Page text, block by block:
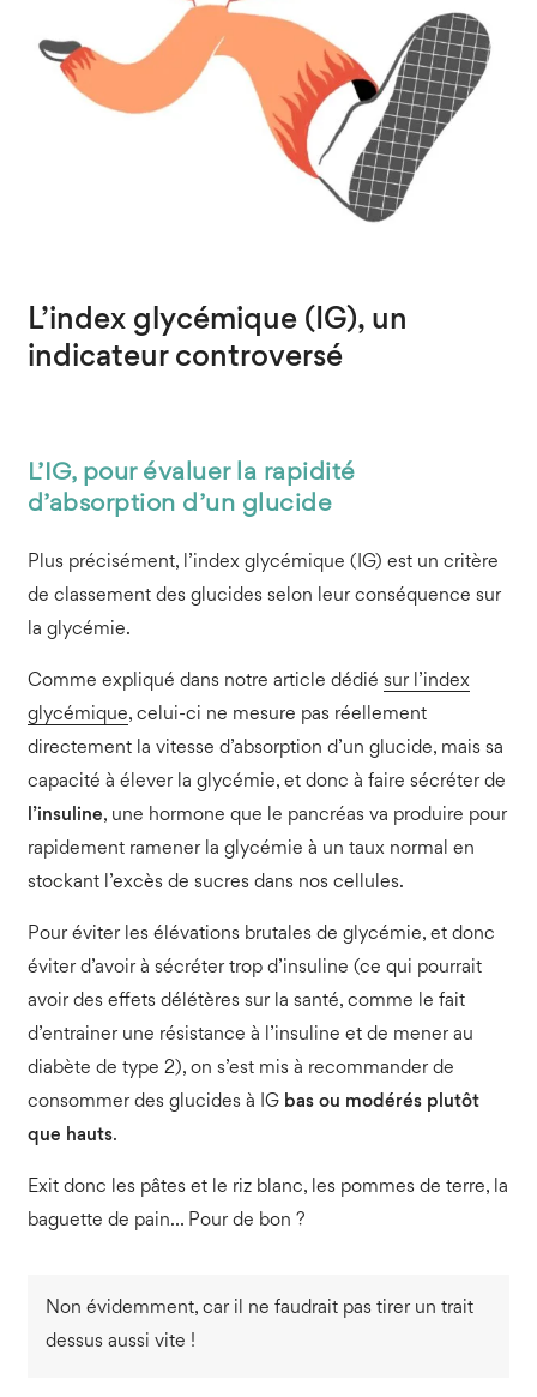
L’index glycémique (IG), un
indicateur controversé
L’IG, pour évaluer la rapidité
d’absorption d’un glucide
Plus précisément, l’index glycémique (IG) est un critère
de classement des glucides selon leur conséquence sur
la glycémie.
Comme expliqué dans notre article dédié sur l’index
glycémique, celui-ci ne mesure pas réellement
directement la vitesse d’absorption d’un glucide, mais sa
capacité à élever la glycémie, et donc à faire sécréter de
l’insuline, une hormone que le pancréas va produire pour
rapidement ramener la glycémie à un taux normal en
stockant l’excès de sucres dans nos cellules.
Pour éviter les élévations brutales de glycémie, et donc
éviter d’avoir à sécréter trop d’insuline (ce qui pourrait
avoir des effets délétères sur la santé, comme le fait
d’entrainer une résistance à l’insuline et de mener au
diabète de type 2), on s’est mis à recommander de
consommer des glucides à IGbas ou modérés plutôt
que hauts.
Exit donc les pâtes et le riz blanc, les pommes de terre, la
baguette de pain… Pour de bon ?
Non évidemment, car il ne faudrait pas tirer un trait
dessus aussi vite !